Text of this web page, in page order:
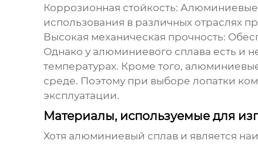
Коррозионная стойкость: Алюминиевые
использования в различных отраслях
Высокая механическая прочность:
Однако у алюминиевого сплава есть и
температурах. Кроме того,
среде. Поэтому при выборе лопатки
эксплуатации.
Материалы, используемые для
Хотя алюминиевый сплав и является